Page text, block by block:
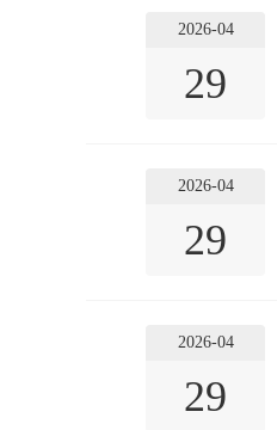
2026-04
29
2026-04
29
2026-04
29